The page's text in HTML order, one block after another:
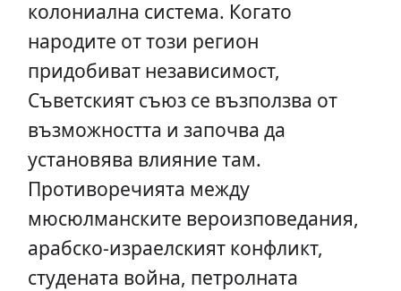
колониална система. Когато
народите от този регион
придобиват независимост,
Съветският съюз се възползва от
възможността и започва да
установява влияние там.
Противоречията между
мюсюлманските вероизповедания,
арабско-израелският конфликт,
студената война, петролната